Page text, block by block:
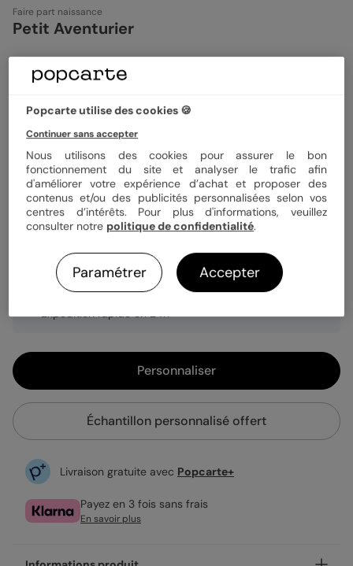
Faire part naissance
Petit Aventurier
Format
Quantité Échantillon personnalisé
1,29 €
Enveloppe blanche offerte
Fabrication française
Expédition rapide en 24h
Personnaliser
Échantillon personnalisé offert
Livraison gratuite avec Popcarte+
Payez en 3 fois sans frais
En savoir plus
Popcarte utilise des cookies 🍪
Continuer sans accepter
Nous utilisons des cookies pour assurer le bon
fonctionnement du site et analyser le trafic afin
d'améliorer votre expérience d’achat et proposer des
contenus et/ou des publicités personnalisées selon vos
centres d’intérêts. Pour plus d'informations, veuillez
consulter notre politique de confidentialité.
Paramétrer Accepter